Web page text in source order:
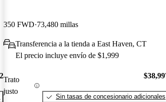
350 FWD 73,480 millas
Transferencia a la tienda a East Haven, CT
El precio incluye envío de $1,999
Trato
justo
Sin tasas de concesionario adicionales